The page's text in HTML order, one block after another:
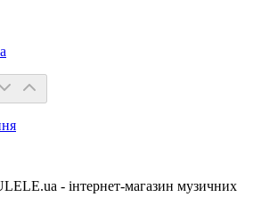
- інтернет-магазин музичних